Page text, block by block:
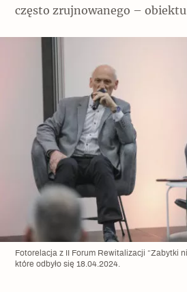
często zrujnowanego –
Fotorelacja z II Forum Rewitalizacji “Zabytki
które odbyło się 18.04.2024.